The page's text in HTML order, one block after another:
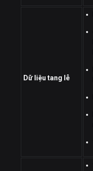
Dữ liệu tang lễ